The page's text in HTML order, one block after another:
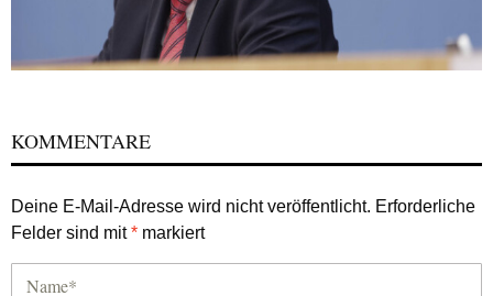
KOMMENTARE
Deine E-Mail-Adresse wird nicht veröffentlicht. Erforderliche
Felder sind mit* markiert